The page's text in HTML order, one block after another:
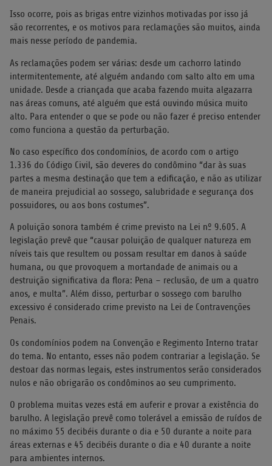
Isso ocorre, pois as brigas entre vizinhos motivadas por isso já
são recorrentes, e os motivos para reclamações são muitos, ainda
mais nesse período de pandemia.
As reclamações podem ser várias: desde um cachorro latindo
intermitentemente, até alguém andando com salto alto em uma
unidade. Desde a criançada que acaba fazendo muita algazarra
nas áreas comuns, até alguém que está ouvindo música muito
alto. Para entender o que se pode ou não fazer é preciso entender
como funciona a questão da perturbação.
No caso específico dos condomínios, de acordo com o artigo
1.336 do Código Civil, são deveres do condômino “dar às suas
partes a mesma destinação que tem a edificação, e não as utilizar
de maneira prejudicial ao sossego, salubridade e segurança dos
possuidores, ou aos bons costumes”.
A poluição sonora também é crime previsto na Lei nº 9.605. A
legislação prevê que “causar poluição de qualquer natureza em
níveis tais que resultem ou possam resultar em danos à saúde
humana, ou que provoquem a mortandade de animais ou a
destruição significativa da flora: Pena – reclusão, de um a quatro
anos, e multa”. Além disso, perturbar o sossego com barulho
excessivo é considerado crime previsto na Lei de Contravenções
Penais.
Os condomínios podem na Convenção e Regimento Interno tratar
do tema. No entanto, esses não podem contrariar a legislação. Se
destoar das normas legais, estes instrumentos serão considerados
nulos e não obrigarão os condôminos ao seu cumprimento.
O problema muitas vezes está em auferir e provar a existência do
barulho. A legislação prevê como tolerável a emissão de ruídos de
no máximo 55 decibéis durante o dia e 50 durante a noite para
áreas externas e 45 decibéis durante o dia e 40 durante a noite
para ambientes internos.